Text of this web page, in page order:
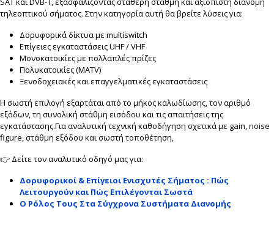
τηλεοπτικού σήματος. Στην κατηγορία αυτή θα βρείτε λύσεις για:
Δορυφορικά δίκτυα με multiswitch
Επίγειες εγκαταστάσεις UHF / VHF
Μονοκατοικίες με πολλαπλές πρίζες
Πολυκατοικίες (MATV)
Ξενοδοχειακές και επαγγελματικές εγκαταστάσεις
Η σωστή επιλογή εξαρτάται από το μήκος καλωδίωσης, τον αριθμό
εξόδων, τη συνολική στάθμη εισόδου και τις απαιτήσεις της
εγκατάστασης.Για αναλυτική τεχνική καθοδήγηση σχετικά με gain, noise
figure, στάθμη εξόδου και σωστή τοποθέτηση,
👉 Δείτε τον αναλυτικό οδηγό μας για:
Δορυφορικοί & Επίγειοι Ενισχυτές Σήματος : Πώς
Λειτουργούν και Πώς Επιλέγονται Σωστά
Ο Ρόλος Τους Στα Σύγχρονα Συστήματα Διανομής